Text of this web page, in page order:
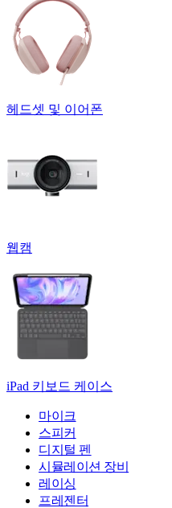
헤드셋 및 이어폰
웹캠
iPad 키보드 케이스
마이크
스피커
디지털 펜
시뮬레이션 장비
레이싱
프레젠터